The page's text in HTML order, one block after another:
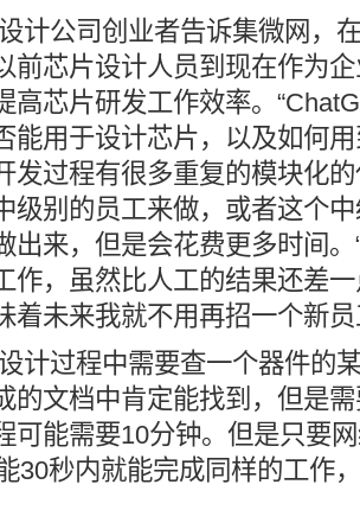
计公司创业者告诉集微网，
前芯片设计人员到现在作为
高芯片研发工作效率。
能用于设计芯片，以及如何
发过程有很多重复的模块化
级别的员工来做，或者这个
出来，但是会花费更多时间
作，虽然比人工的结果还差
着未来我就不用再招一个新员
计过程中需要查一个器件的
的文档中肯定能找到，但是
可能需要10分钟。但是只要
30秒内就能完成同样的工作